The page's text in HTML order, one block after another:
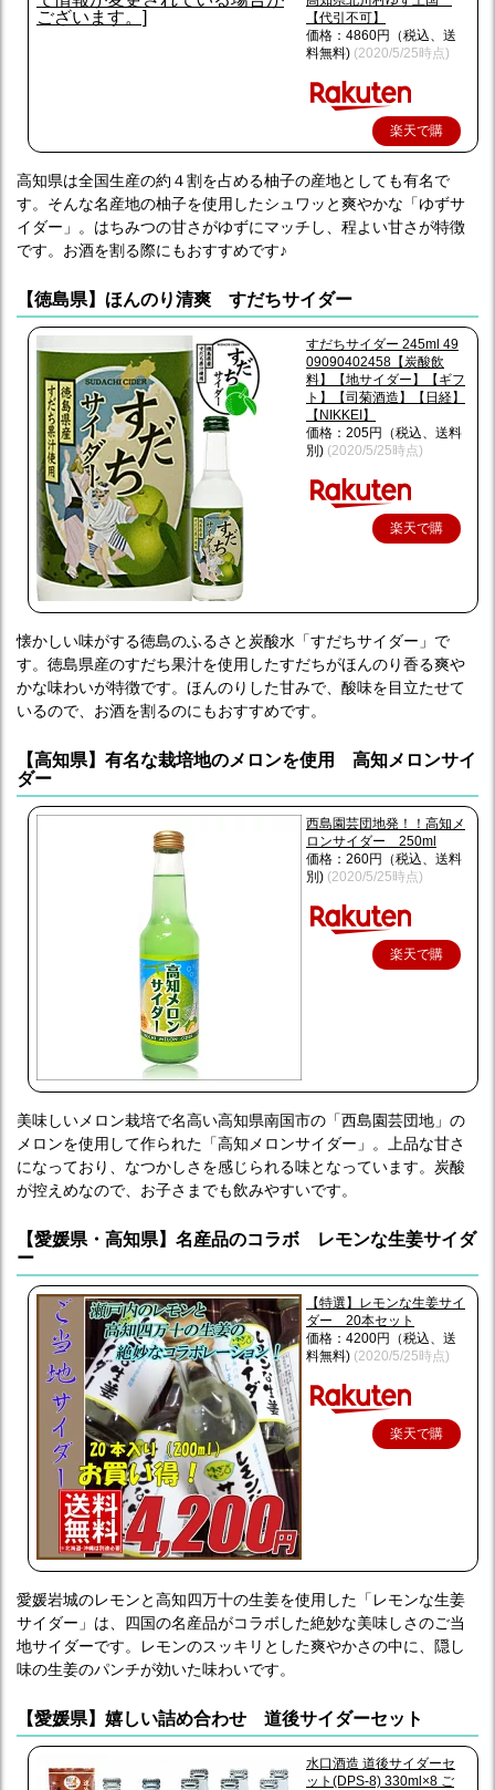
【代引不可】
価格：4860円（税込、送
料無料) (2020/5/25時点)
楽天で購
高知県は全国生産の約４割を占める柚子の産地としても有名で
す。そんな名産地の柚子を使用したシュワッと爽やかな「ゆずサ
イダー」。はちみつの甘さがゆずにマッチし、程よい甘さが特徴
です。お酒を割る際にもおすすめです♪
【徳島県】ほんのり清爽 すだちサイダー
すだちサイダー 245ml 49
09090402458【炭酸飲
料】【地サイダー】【ギフ
ト】【司菊酒造】【日経】
【NIKKEI】
価格：205円（税込、送料
別) (2020/5/25時点)
楽天で購
懐かしい味がする徳島のふるさと炭酸水「すだちサイダー」で
す。徳島県産のすだち果汁を使用したすだちがほんのり香る爽や
かな味わいが特徴です。ほんのりした甘みで、酸味を目立たせて
いるので、お酒を割るのにもおすすめです。
【高知県】有名な栽培地のメロンを使用 高知メロンサイ
ダー
西島園芸団地発！！高知メ
ロンサイダー 250ml
価格：260円（税込、送料
別) (2020/5/25時点)
楽天で購
美味しいメロン栽培で名高い高知県南国市の「西島園芸団地」の
メロンを使用して作られた「高知メロンサイダー」。上品な甘さ
になっており、なつかしさを感じられる味となっています。炭酸
が控えめなので、お子さまでも飲みやすいです。
【愛媛県・高知県】名産品のコラボ レモンな生姜サイダ
ー
【特選】レモンな生姜サイ
ダー 20本セット
価格：4200円（税込、送
料無料) (2020/5/25時点)
楽天で購
愛媛岩城のレモンと高知四万十の生姜を使用した「レモンな生姜
サイダー」は、四国の名産品がコラボした絶妙な美味しさのご当
地サイダーです。レモンのスッキリとした爽やかさの中に、隠し
味の生姜のパンチが効いた味わいです。
【愛媛県】嬉しい詰め合わせ 道後サイダーセット
水口酒造 道後サイダーセ
ット(DPS-8) 330ml×8 ご